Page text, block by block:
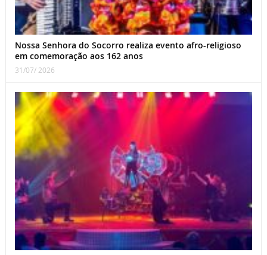
Nossa Senhora do Socorro realiza evento afro-religioso
em comemoração aos 162 anos
31/07/ 2026